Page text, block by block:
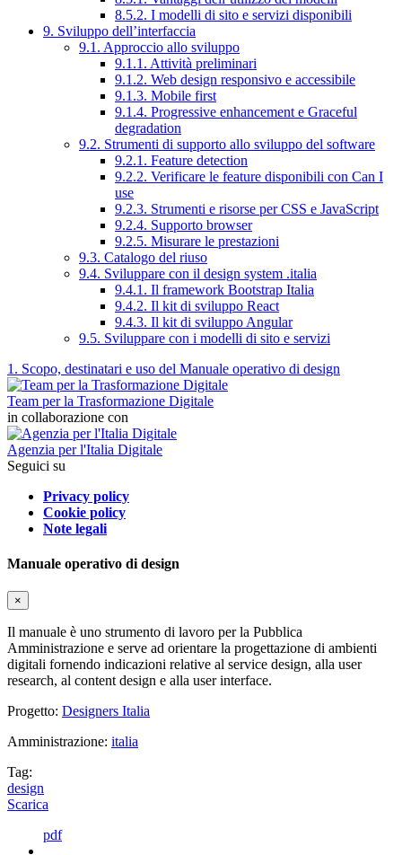
8.5.2. I modelli di sito e servizi disponibili
9. Sviluppo dell’interfaccia
9.1. Approccio allo sviluppo
9.1.1. Attività preliminari
9.1.2. Web design responsivo e accessibile
9.1.3. Mobile first
9.1.4. Progressive enhancement e Graceful
degradation
9.2. Strumenti di supporto allo sviluppo del software
9.2.1. Feature detection
9.2.2. Verificare le feature disponibili con Can I
use
9.2.3. Strumenti e risorse per CSS e JavaScript
9.2.4. Supporto browser
9.2.5. Misurare le prestazioni
9.3. Catalogo del riuso
9.4. Sviluppare con il design system .italia
9.4.1. Il framework Bootstrap Italia
9.4.2. Il kit di sviluppo React
9.4.3. Il kit di sviluppo Angular
9.5. Sviluppare con i modelli di sito e servizi
1. Scopo, destinatari e uso del Manuale operativo di design
Team per la Trasformazione Digitale
in collaborazione con
Agenzia per l'Italia Digitale
Seguici su
Privacy policy
Cookie policy
Note legali
Manuale operativo di design
×
Il manuale è uno strumento di lavoro per la Pubblica
Amministrazione e serve ad orientare la progettazione di ambienti
digitali fornendo indicazioni relative al service design, alla user
research, al content design e alla user interface.
Progetto: Designers Italia
Amministrazione: italia
Tag:
design
Scarica
pdf